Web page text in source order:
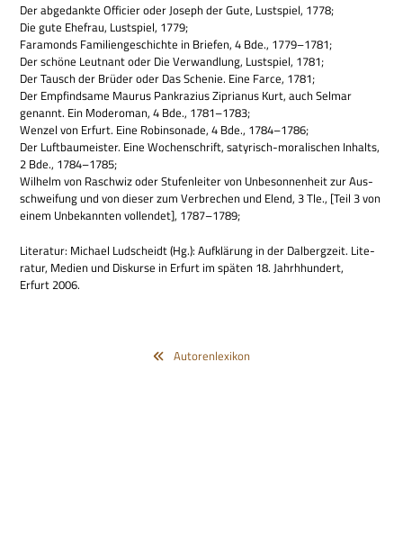
Der abge­dankte Offi­cier oder Joseph der Gute, Lust­spiel, 1778;
Die gute Ehe­frau, Lust­spiel, 1779;
Fara­monds Fami­li­en­ge­schichte in Brie­fen, 4 Bde., 1779–1781;
Der schöne Leut­nant oder Die Ver­wand­lung, Lust­spiel, 1781;
Der Tausch der Brü­der oder Das Sche­nie. Eine Farce, 1781;
Der Emp­find­same Mau­rus Pan­kra­zius Zipria­nus Kurt, auch Sel­mar
genannt. Ein Mode­ro­man, 4 Bde., 1781–1783;
Wen­zel von Erfurt. Eine Robin­so­nade, 4 Bde., 1784–1786;
Der Luft­bau­mei­ster. Eine Wochen­schrift, saty­risch-mora­li­schen Inhalts,
2 Bde., 1784–1785;
Wil­helm von Raschwiz oder Stu­fen­lei­ter von Unbe­son­nen­heit zur Aus­
schwei­fung und von die­ser zum Ver­bre­chen und Elend, 3 Tle., [Teil 3 von
einem Unbe­kann­ten voll­endet], 1787–1789;
Lite­ra­tur: Michael Lud­scheidt (Hg.): Auf­klä­rung in der Dal­berg­zeit. Lite­
ra­tur, Medien und Dis­kurse in Erfurt im spä­ten 18. Jahrhhun­dert,
Erfurt 2006.
Autorenlexikon